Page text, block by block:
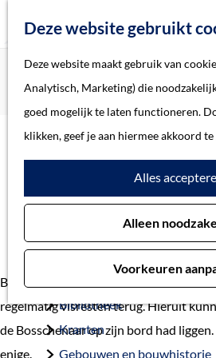
Deze website gebruikt
Deze website maakt gebruik van
Analytisch, Marketing) die
goed mogelijk te laten functioneren.
klikken, geef je aan hiermee akkoord te
Alles
Alleen
Voorkeuren
e
p
Home
Verhalen
Thema
Soort object
Collecties
Beeld en geluid
Bibliotheek
Kranten
Gebouwen en bouwhistorie
Home
Verhalen
Het belang van vis in ’s-
Het belang
Bij opgravingen in ’s-Hertogenbosch
regelmatig visresten terug. Hieruit
de Bosschenaar op zijn bord had
enige.